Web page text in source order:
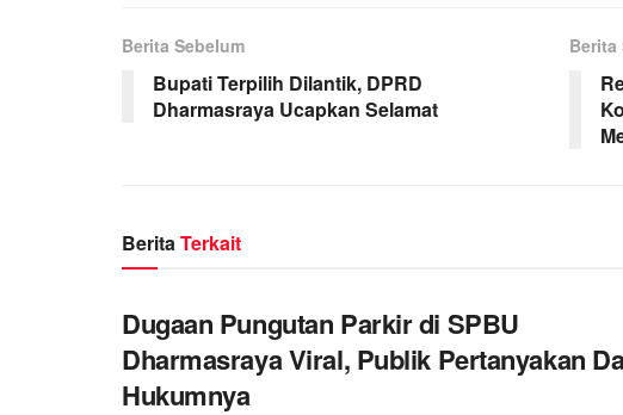
Berita Sebelum
Bupati Terpilih Dilantik, DPRD
Dharmasraya Ucapkan Selamat
Berita
BeritaTerkait
Dugaan Pungutan Parkir di SPBU
Dharmasraya Viral, Publik Pertanyakan
Hukumnya